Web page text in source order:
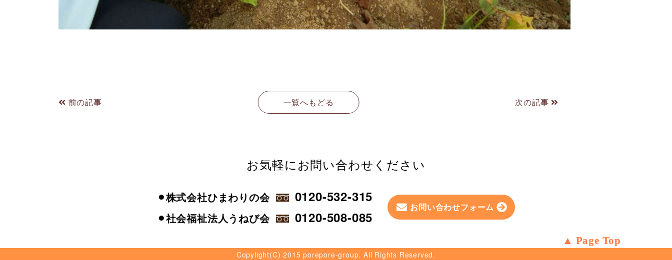
前の記事 一覧へもどる 次の記事
お気軽にお問い合わせください
⚫︎株式会社ひまわりの会 0120-532-315
⚫︎社会福祉法人うねび会 0120-508-085
お問い合わせフォーム
Page Top
Copylight(C) 2015 porepore-group. All Rights Reserved.